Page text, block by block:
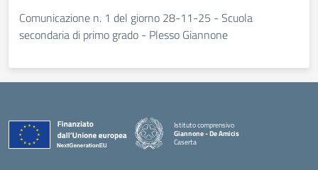
Comunicazione n. 1 del giorno 28-11-25 - Scuola
secondaria di primo grado - Plesso Giannone
Istituto comprensivo
Giannone - De Amicis
Caserta